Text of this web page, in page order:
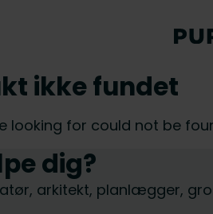
ikke fundet
looking for could not be
dig?
arkitekt, planlægger,